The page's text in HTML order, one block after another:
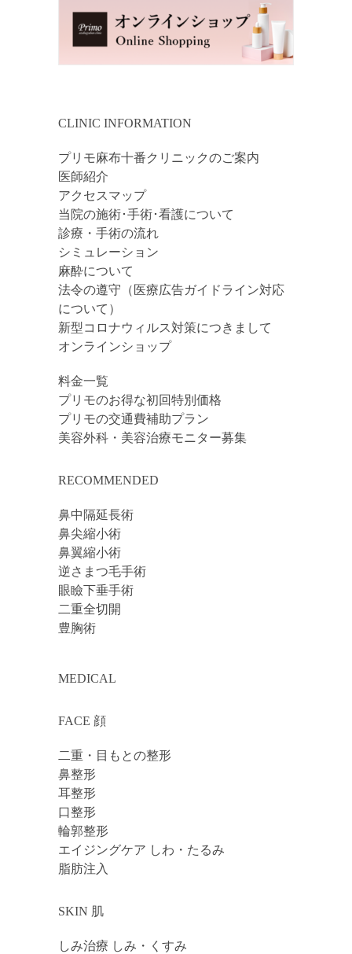
CLINIC INFORMATION
プリモ麻布十番クリニックのご案内
医師紹介
アクセスマップ
当院の施術･手術･看護について
診療・手術の流れ
シミュレーション
麻酔について
法令の遵守（医療広告ガイドライン対応
について）
新型コロナウィルス対策につきまして
オンラインショップ
料金一覧
プリモのお得な初回特別価格
プリモの交通費補助プラン
美容外科・美容治療モニター募集
RECOMMENDED
鼻中隔延長術
鼻尖縮小術
鼻翼縮小術
逆さまつ毛手術
眼瞼下垂手術
二重全切開
豊胸術
MEDICAL
FACE 顔
二重・目もとの整形
鼻整形
耳整形
口整形
輪郭整形
エイジングケア しわ・たるみ
脂肪注入
SKIN 肌
しみ治療 しみ・くすみ